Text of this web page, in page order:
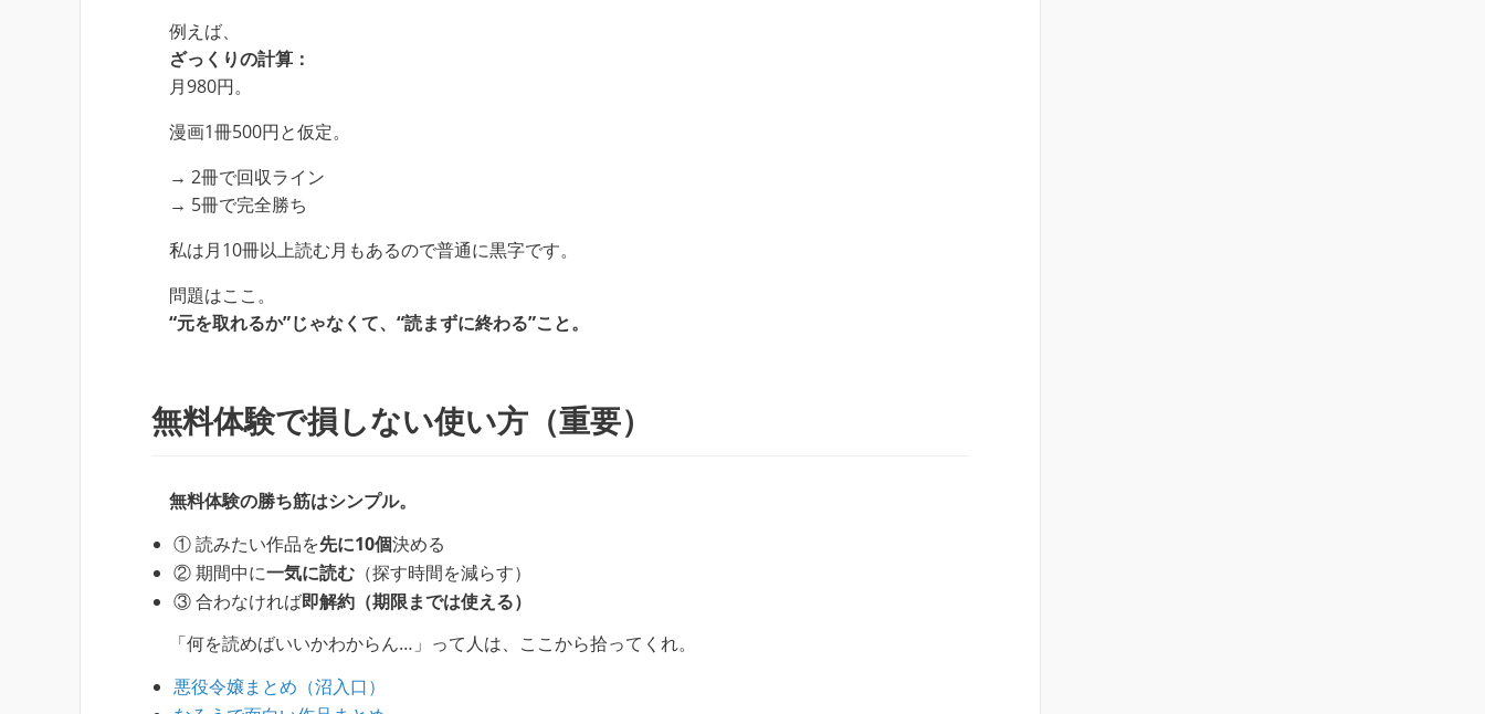
例えば、
ざっくりの計算：
月980円。
漫画1冊500円と仮定。
→ 2冊で回収ライン
→ 5冊で完全勝ち
私は月10冊以上読む月もあるので普通に黒字です。
問題はここ。
“元を取れるか”じゃなくて、“読まずに終わる”こと。
無料体験で損しない使い方（重要）
無料体験の勝ち筋はシンプル。
① 読みたい作品を先に10個決める
② 期間中に一気に読む （探す時間を減らす）
③ 合わなければ即解約（期限までは使える）
「何を読めばいいかわからん…」って人は、ここから拾ってくれ。
悪役令嬢まとめ（沼入口）